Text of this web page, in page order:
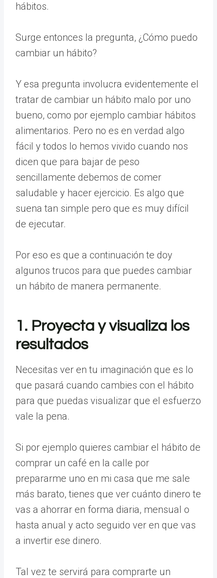
hábitos.
Surge entonces la pregunta, ¿Cómo puedo
cambiar un hábito?
Y esa pregunta involucra evidentemente el
tratar de cambiar un hábito malo por uno
bueno, como por ejemplo cambiar hábitos
alimentarios. Pero no es en verdad algo
fácil y todos lo hemos vivido cuando nos
dicen que para bajar de peso
sencillamente debemos de comer
saludable y hacer ejercicio. Es algo que
suena tan simple pero que es muy difícil
de ejecutar.
Por eso es que a continuación te doy
algunos trucos para que puedes cambiar
un hábito de manera permanente.
1. Proyecta y visualiza los
resultados
Necesitas ver en tu imaginación que es lo
que pasará cuando cambies con el hábito
para que puedas visualizar que el esfuerzo
vale la pena.
Si por ejemplo quieres cambiar el hábito de
comprar un café en la calle por
prepararme uno en mi casa que me sale
más barato, tienes que ver cuánto dinero te
vas a ahorrar en forma diaria, mensual o
hasta anual y acto seguido ver en que vas
a invertir ese dinero.
Tal vez te servirá para comprarte un